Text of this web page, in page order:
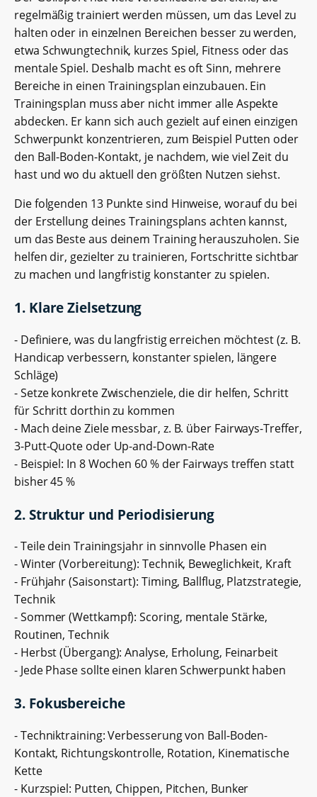
regelmäßig trainiert werden müssen, um das Level zu
halten oder in einzelnen Bereichen besser zu werden,
etwa Schwungtechnik, kurzes Spiel, Fitness oder das
mentale Spiel. Deshalb macht es oft Sinn, mehrere
Bereiche in einen Trainingsplan einzubauen. Ein
Trainingsplan muss aber nicht immer alle Aspekte
abdecken. Er kann sich auch gezielt auf einen einzigen
Schwerpunkt konzentrieren, zum Beispiel Putten oder
den Ball-Boden-Kontakt, je nachdem, wie viel Zeit du
hast und wo du aktuell den größten Nutzen siehst.
Die folgenden 13 Punkte sind Hinweise, worauf du bei
der Erstellung deines Trainingsplans achten kannst,
um das Beste aus deinem Training herauszuholen. Sie
helfen dir, gezielter zu trainieren, Fortschritte sichtbar
zu machen und langfristig konstanter zu spielen.
1. Klare Zielsetzung
- Definiere, was du langfristig erreichen möchtest (z. B.
Handicap verbessern, konstanter spielen, längere
Schläge)
- Setze konkrete Zwischenziele, die dir helfen, Schritt
für Schritt dorthin zu kommen
- Mach deine Ziele messbar, z. B. über Fairways-Treffer,
3-Putt-Quote oder Up-and-Down-Rate
- Beispiel: In 8 Wochen 60 % der Fairways treffen statt
bisher 45 %
2. Struktur und Periodisierung
- Teile dein Trainingsjahr in sinnvolle Phasen ein
- Winter (Vorbereitung): Technik, Beweglichkeit, Kraft
- Frühjahr (Saisonstart): Timing, Ballflug, Platzstrategie,
Technik
- Sommer (Wettkampf): Scoring, mentale Stärke,
Routinen, Technik
- Herbst (Übergang): Analyse, Erholung, Feinarbeit
- Jede Phase sollte einen klaren Schwerpunkt haben
3. Fokusbereiche
- Techniktraining: Verbesserung von Ball-Boden-
Kontakt, Richtungskontrolle, Rotation, Kinematische
Kette
- Kurzspiel: Putten, Chippen, Pitchen, Bunker